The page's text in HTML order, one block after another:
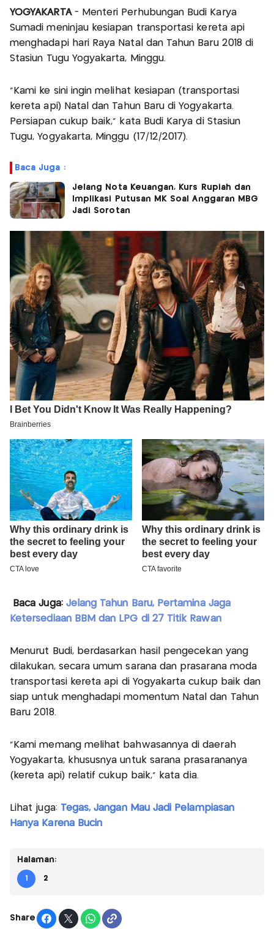
YOGYAKARTA- Menteri Perhubungan Budi Karya
Sumadi meninjau kesiapan transportasi kereta api
menghadapi hari Raya Natal dan Tahun Baru 2018 di
Stasiun Tugu Yogyakarta, Minggu.
"Kami ke sini ingin melihat kesiapan (transportasi
kereta api) Natal dan Tahun Baru di Yogyakarta.
Persiapan cukup baik," kata Budi Karya di Stasiun
Tugu, Yogyakarta, Minggu (17/12/2017).
Baca Juga :
Jelang Nota Keuangan, Kurs Rupiah dan
Implikasi Putusan MK Soal Anggaran MBG
Jadi Sorotan
Baca Juga: Jelang Tahun Baru, Pertamina Jaga
Ketersediaan BBM dan LPG di 27 Titik Rawan
Menurut Budi, berdasarkan hasil pengecekan yang
dilakukan, secara umum sarana dan prasarana moda
transportasi kereta api di Yogyakarta cukup baik dan
siap untuk menghadapi momentum Natal dan Tahun
Baru 2018.
"Kami memang melihat bahwasannya di daerah
Yogyakarta, khususnya untuk sarana prasarananya
(kereta api) relatif cukup baik," kata dia.
Lihat juga: Tegas, Jangan Mau Jadi Pelampiasan
Hanya Karena Bucin
Halaman:
1 2
Share